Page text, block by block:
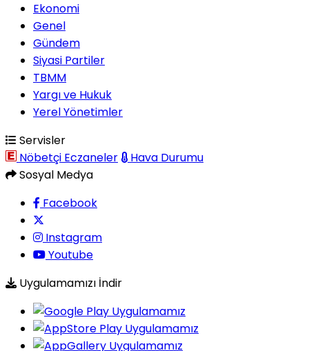
Ekonomi
Genel
Gündem
Siyasi Partiler
TBMM
Yargı ve Hukuk
Yerel Yönetimler
Servisler
Nöbetçi Eczaneler
Hava Durumu
Sosyal Medya
Facebook
Instagram
Youtube
Uygulamamızı İndir